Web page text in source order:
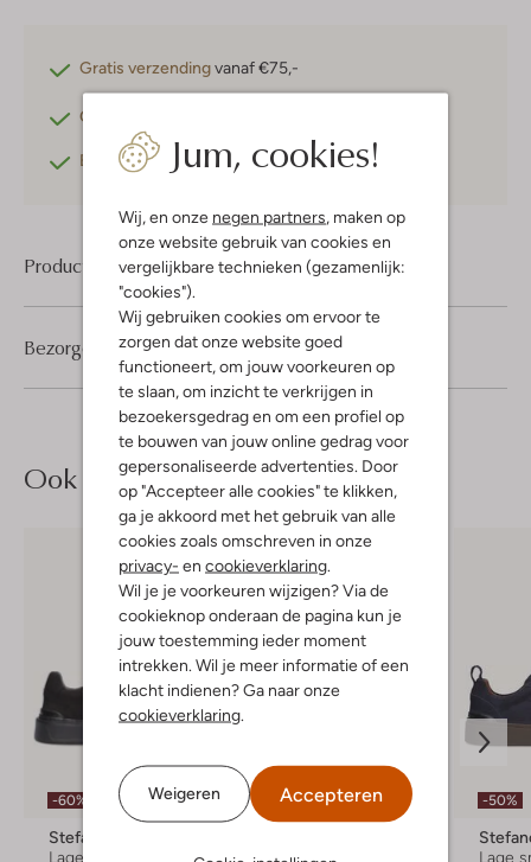
Jum, cookies!
Wij, en onze negen partners , maken op
onze website gebruik van cookies en
vergelijkbare technieken (gezamenlijk:
"cookies").
Wij gebruiken cookies om ervoor te
zorgen dat onze website goed
functioneert, om jouw voorkeuren op
te slaan, om inzicht te verkrijgen in
bezoekersgedrag en om een profiel op
te bouwen van jouw online gedrag voor
gepersonaliseerde advertenties. Door
op "Accepteer alle cookies" te klikken,
ga je akkoord met het gebruik van alle
cookies zoals omschreven in onze
privacy- en cookieverklaring
Wil je je voorkeuren wijzigen? Via de
cookieknop onderaan de pagina kun je
jouw toestemming ieder moment
intrekken. Wil je meer informatie of een
klacht indienen? Ga naar onze
cookieverklaring
Weigeren Accepteren
Gratis verzendingvanaf €75,-
Gratis retourneren
Betaal achterafmet Klarna
Product informatie
Bezorgen & retourneren
Ook iets voor jou?
-60%
Stefano Lauran
Lage sneakers
-50%
Lage sneakers
-50%
Lage